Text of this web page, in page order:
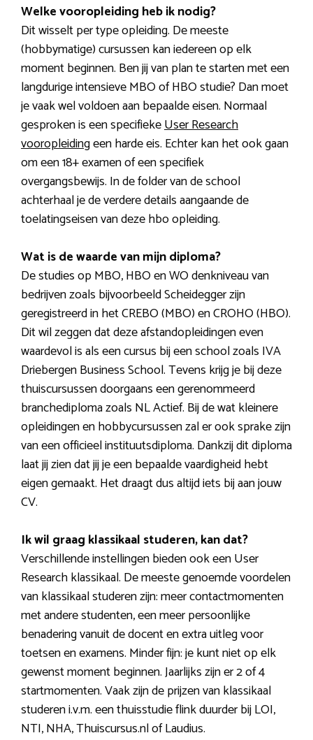
Welke vooropleiding heb ik nodig?
Dit wisselt per type opleiding. De meeste
(hobbymatige) cursussen kan iedereen op elk
moment beginnen. Ben jij van plan te starten met een
langdurige intensieve MBO of HBO studie? Dan moet
je vaak wel voldoen aan bepaalde eisen. Normaal
gesproken is een specifiekeUser Research
vooropleidingeen harde eis. Echter kan het ook gaan
om een 18+ examen of een specifiek
overgangsbewijs. In de folder van de school
achterhaal je de verdere details aangaande de
toelatingseisen van deze hbo opleiding.
Wat is de waarde van mijn diploma?
De studies op MBO, HBO en WO denkniveau van
bedrijven zoals bijvoorbeeld Scheidegger zijn
geregistreerd in het CREBO (MBO) en CROHO (HBO).
Dit wil zeggen dat deze afstandopleidingen even
waardevol is als een cursus bij een school zoals IVA
Driebergen Business School. Tevens krijg je bij deze
thuiscursussen doorgaans een gerenommeerd
branchediploma zoals NL Actief. Bij de wat kleinere
opleidingen en hobbycursussen zal er ook sprake zijn
van een officieel instituutsdiploma. Dankzij dit diploma
laat jij zien dat jij je een bepaalde vaardigheid hebt
eigen gemaakt. Het draagt dus altijd iets bij aan jouw
CV.
Ik wil graag klassikaal studeren, kan dat?
Verschillende instellingen bieden ook een User
Research klassikaal. De meeste genoemde voordelen
van klassikaal studeren zijn: meer contactmomenten
met andere studenten, een meer persoonlijke
benadering vanuit de docent en extra uitleg voor
toetsen en examens. Minder fijn: je kunt niet op elk
gewenst moment beginnen. Jaarlijks zijn er 2 of 4
startmomenten. Vaak zijn de prijzen van klassikaal
studeren i.v.m. een thuisstudie flink duurder bij LOI,
NTI, NHA, Thuiscursus.nl of Laudius.